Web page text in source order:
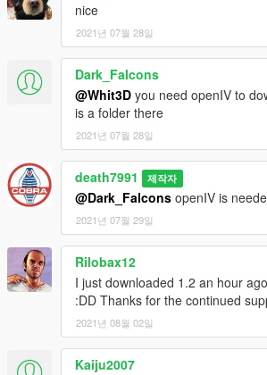
nice
2021년 07월 28일
Dark_Falcons
@Whit3D you need openIV to
is a folder there
2021년 07월 28일
death7991 제작자
@Dark_Falcons openIV is
2021년 07월 29일
Rilobax12
I just downloaded 1.2 an hour
:DD Thanks for the continued
2021년 08월 02일
Kaiju2007